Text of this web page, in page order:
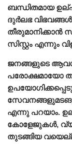
ബന്ധിതമായ
ദുർലഭ
തീരുമാനിക്കാൻ
സിസ്റ്റം എന്നും
ജനങ്ങളുടെ
പരോക്ഷമായോ
എന്നു പറയാം.
കോളേജുകള്‍,
തുടങ്ങിയ